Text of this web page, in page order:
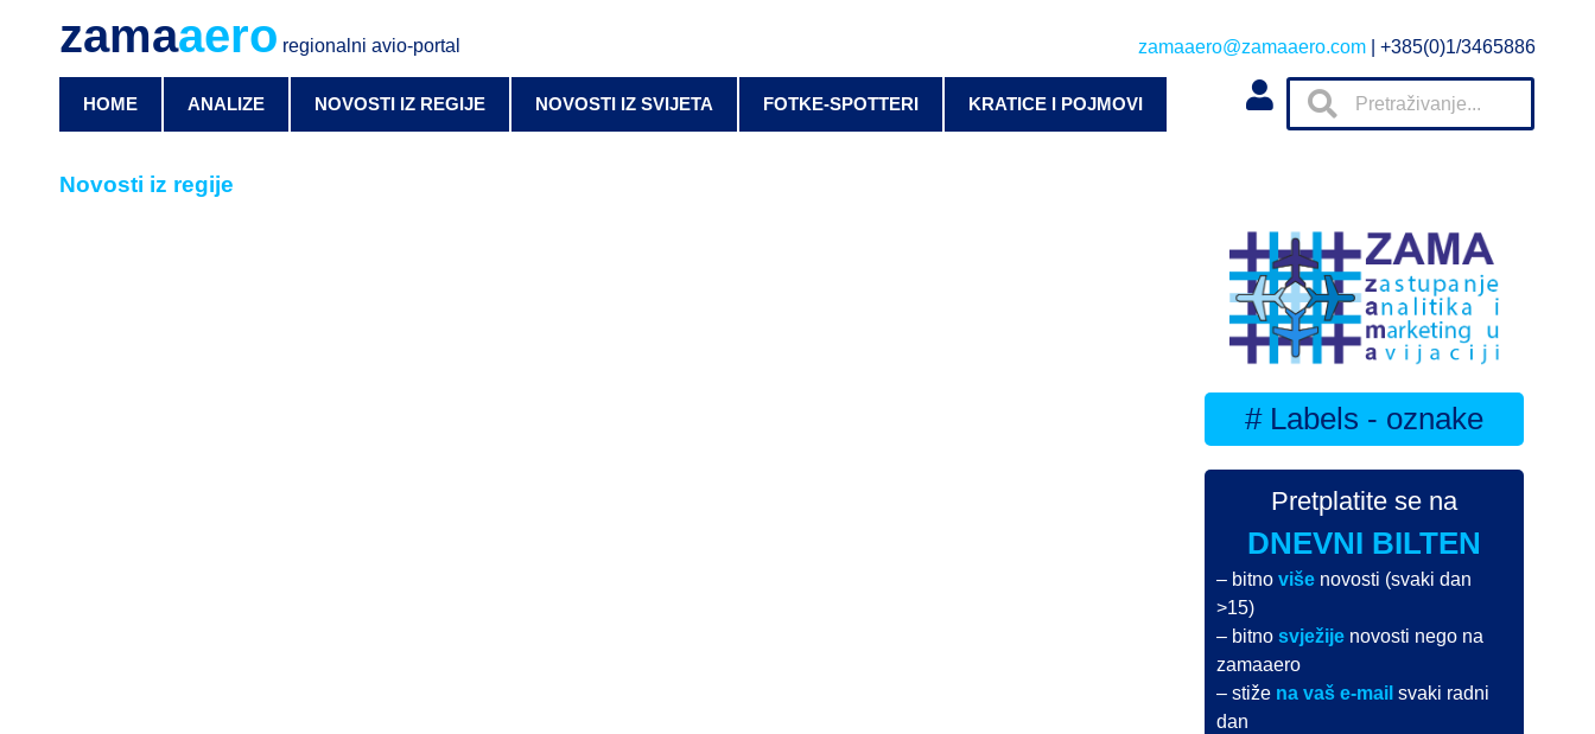
zamaaero regionalni avio-portal zamaaero@zamaaero.com | +385(0)1/3465886
HOME ANALIZE NOVOSTI IZ REGIJE NOVOSTI IZ SVIJETA FOTKE-SPOTTERI KRATICE I POJMOVI
Novosti iz regije
# Labels - oznake
Pretplatite se na
DNEVNI BILTEN
– bitnoviše novosti (svaki dan
>15)
– bitnosvježije novosti nego na
zamaaero
– stiže na vaš e-mail svaki radni
dan